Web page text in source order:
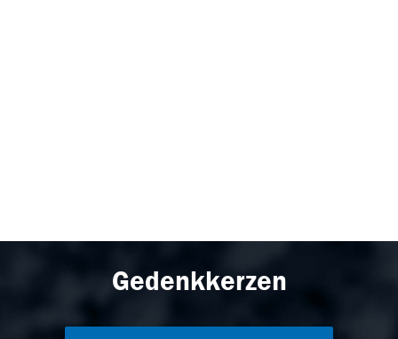
Gedenkkerzen